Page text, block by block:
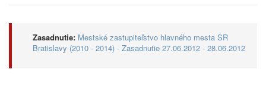
Zasadnutie: Mestské zastupiteľstvo hlavného mesta SR
Bratislavy (2010 - 2014) - Zasadnutie 27.06.2012 - 28.06.2012